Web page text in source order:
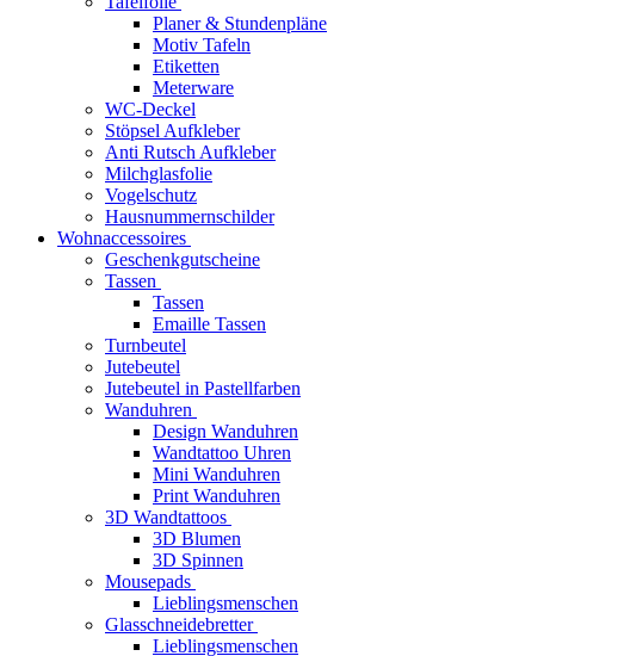
Planer & Stundenpläne
Motiv Tafeln
Etiketten
Meterware
WC-Deckel
Stöpsel Aufkleber
Anti Rutsch Aufkleber
Milchglasfolie
Vogelschutz
Hausnummernschilder
Wohnaccessoires
Geschenkgutscheine
Tassen
Tassen
Emaille Tassen
Turnbeutel
Jutebeutel
Jutebeutel in Pastellfarben
Wanduhren
Design Wanduhren
Wandtattoo Uhren
Mini Wanduhren
Print Wanduhren
3D Wandtattoos
3D Blumen
3D Spinnen
Mousepads
Lieblingsmenschen
Glasschneidebretter
Lieblingsmenschen